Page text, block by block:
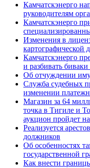
Камчатскэнерго
руководителям
Камчатскэнерго
Изменения в
картографической
Камчатскэнерго
и разбивать
Об отчуждении
Служба судебных
изменении
Магазин за 64
точка в Тигиле и
аукцион пройдет
Реализуется
должников
Об особенностях
государственной
Как внести